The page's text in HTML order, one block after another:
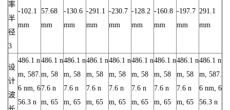
率
半
径
3
-102.1
mm
57.68
mm
-130.6
mm
-291.1
mm
-230.7
mm
-128.2
mm
-160.8
mm
-197.7
mm
291.1
mm
设
计
波
486.1 n
m, 587.
6 nm, 6
56.3 n
486.1 n
m, 58
7.6 n
m, 65
486.1 n
m, 58
7.6 n
m, 65
486.1 n
m, 58
7.6 n
m, 65
486.1 n
m, 58
7.6 n
m, 65
486.1 n
m, 58
7.6 n
m, 65
486.1 n
m, 58
7.6 n
m, 65
486.1 n
m, 58
7.6 n
m, 65
486.1 n
m, 587.
6 nm, 6
56.3 n